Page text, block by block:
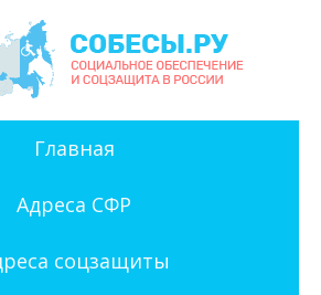
Главная
Адреса СФР
соцзащиты